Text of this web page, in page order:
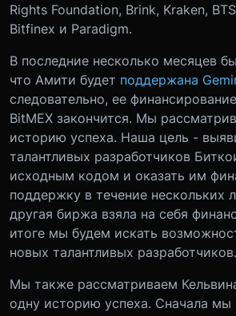
Rights Foundation, Brink, Kraken,
Bitfinex и Paradigm.
В последние несколько месяцев
что Амити будет поддержана
следовательно, ее
BitMEX закончится. Мы
историю успеха. Наша цель -
талантливых разработчиков
исходным кодом и оказать им
поддержку в течение нескольких
другая биржа взяла на себя
итоге мы будем искать
новых талантливых разработчиков.
Мы также рассматриваем
одну историю успеха. Сначала мы